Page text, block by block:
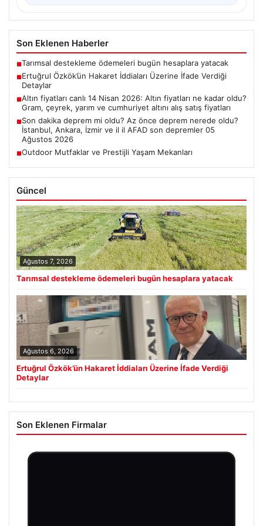
Son Eklenen Haberler
■Tarımsal destekleme ödemeleri bugün hesaplara yatacak
■Ertuğrul Özkök’ün Hakaret İddiaları Üzerine İfade Verdiği
Detaylar
■Altın fiyatları canlı 14 Nisan 2026: Altın fiyatları ne kadar oldu?
Gram, çeyrek, yarım ve cumhuriyet altını alış satış fiyatları
■Son dakika deprem mi oldu? Az önce deprem nerede oldu?
İstanbul, Ankara, İzmir ve il il AFAD son depremler 05
Ağustos 2026
■Outdoor Mutfaklar ve Prestijli Yaşam Mekanları
Güncel
Ağustos 7, 2026
Tarımsal destekleme ödemeleri bugün hesaplara yatacak
Ağustos 6, 2026
Ertuğrul Özkök’ün Hakaret İddiaları Üzerine İfade Verdiği
Detaylar
Son Eklenen Firmalar